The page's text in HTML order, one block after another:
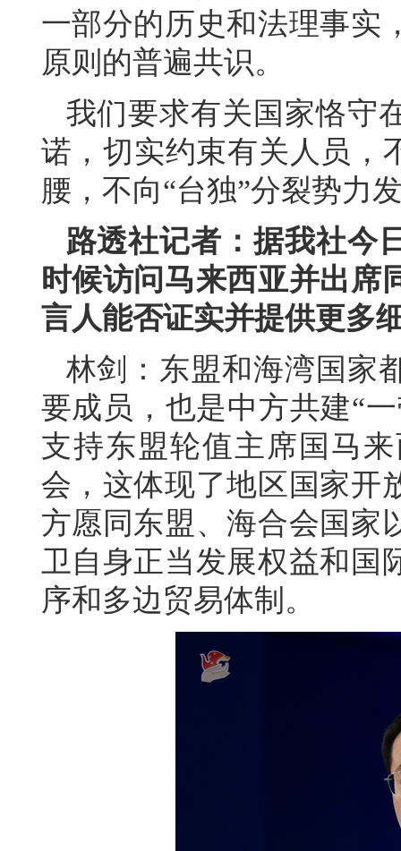
一部分的历史和法理事实
原则的普遍共识。
我们要求有关国家恪守
诺，切实约束有关人员，
腰，不向“台独”分裂势力
路透社记者：据我社今
时候访问马来西亚并出席
言人能否证实并提供更多
林剑：东盟和海湾国家
要成员，也是中方共建“
支持东盟轮值主席国马
会，这体现了地区国家开
方愿同东盟、海合会国家
卫自身正当发展权益和国
序和多边贸易体制。